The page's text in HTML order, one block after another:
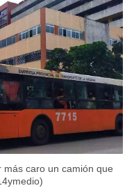
caro un camión que